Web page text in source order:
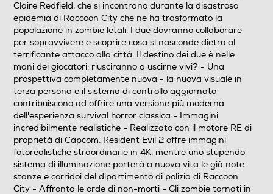
Claire Redfield, che si incontrano durante la disastrosa
epidemia di Raccoon City che ne ha trasformato la
popolazione in zombie letali. I due dovranno collaborare
per sopravvivere e scoprire cosa si nasconde dietro al
terrificante attacco alla città. Il destino dei due è nelle
mani dei giocatori: riusciranno a uscirne vivi? - Una
prospettiva completamente nuova - la nuova visuale in
terza persona e il sistema di controllo aggiornato
contribuiscono ad offrire una versione più moderna
dell'esperienza survival horror classica - Immagini
incredibilmente realistiche - Realizzato con il motore RE di
proprietà di Capcom, Resident Evil 2 offre immagini
fotorealistiche straordinarie in 4K, mentre uno stupendo
sistema di illuminazione porterà a nuova vita le già note
stanze e corridoi del dipartimento di polizia di Raccoon
City - Affronta le orde di non-morti - Gli zombie tornati in